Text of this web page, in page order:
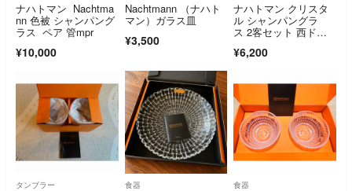
ナハトマン Nachtma
nn 色被 シャンパング
ラス ペア 管mpr
¥10,000
Nachtmann （ナハト
マン）ガラス皿
¥3,500
ナハトマン クリスタ
ル シャンパングラ
ス 2客セット 西ドイ
¥6,200
タンブラー 食器 食器